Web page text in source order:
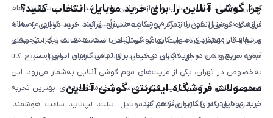
گوشی موبایل، تبلت، لپ‌تاپ و لوازم جانبی باعث شده کاربران بتوانند تمام
نیازهای دیجیتال خود را از یک فروشگاه معتبر تأمین کنند. قیمت‌گذاری منصفانه
و شفاف از مهم‌ترین اصول کاری گوشی آنلاین است. هدف ما ایجاد تجربه‌ای
آسان، سریع و امن در خرید کالای دیجیتال برای تمامی کاربران ایرانی است.
چرا گوشی آنلاین را برای خرید موبایل انتخاب کنید؟
فروشگاه گوشی آنلاین با تمرکز بر رضایت مشتری، فرآیند خرید موبایل را ساده،
سریع و قابل اعتماد کرده است. تمامی گوشی‌ها با ضمانت اصالت و گارانتی معتبر
عرضه می‌شوند تا خیال کاربران از کیفیت کالا راحت باشد. تحویل سریع کالا
به‌خصوص در تهران، یکی از مزیت‌های مهم گوشی آنلاین به‌شمار می‌رود. این
مجموعه تلاش می‌کند با ترکیب قیمت مناسب و خدمات حرفه‌ای، بهترین تجربه
خرید موبایل را برای کاربران فراهم کند.
محصولات فروشگاه اینترنتی گوشی آنلاین
در این فروشگاه گستره‌ای کامل از موبایل، تبلت، لپ‌تاپ، ساعت هوشمند،